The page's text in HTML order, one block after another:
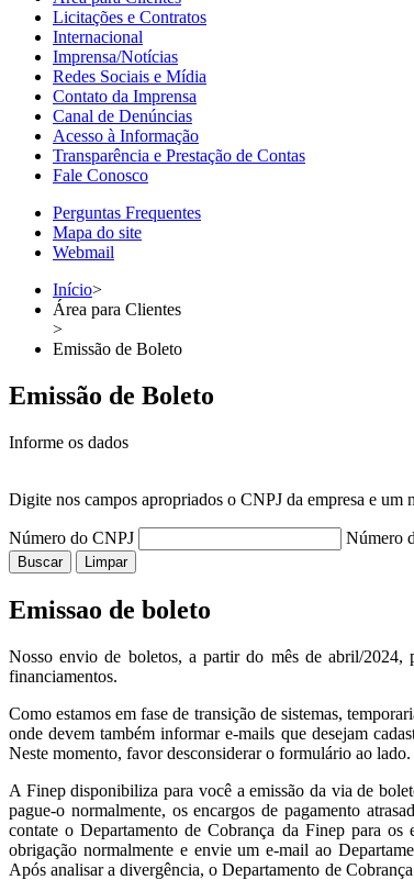
Licitações e Contratos
Internacional
Imprensa/Notícias
Redes Sociais e Mídia
Contato da Imprensa
Canal de Denúncias
Acesso à Informação
Transparência e Prestação de Contas
Fale Conosco
Perguntas Frequentes
Mapa do site
Webmail
Início>
Área para Clientes
>
Emissão de Boleto
Emissão de Boleto
Informe os dados
Digite nos campos apropriados o CNPJ da empresa e um
Número do CNPJ Número
Emissao de boleto
Nosso envio de boletos, a partir do mês de abril/2024,
financiamentos.
Como estamos em fase de transição de sistemas,
onde devem também informar e-mails que desejam
Neste momento, favor desconsiderar o formulário ao lado.
A Finep disponibiliza para você a emissão da via de
pague-o normalmente, os encargos de pagamento
contate o Departamento de Cobrança da Finep para os
obrigação normalmente e envie um e-mail ao
Após analisar a divergência, o Departamento de